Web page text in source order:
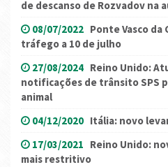
de descanso de Rozvadov na
08/07/2022 Ponte Vasco da
tráfego a 10 de julho
27/08/2024 Reino Unido:
notificações de trânsito SPS
animal
04/12/2020 Itália: novo
17/03/2021 Reino Unido:
mais restritivo